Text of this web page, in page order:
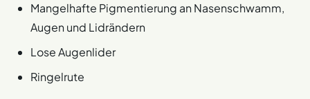
Mangelhafte Pigmentierung an Nasenschwamm,
Augen und Lidrändern
Lose Augenlider
Ringelrute